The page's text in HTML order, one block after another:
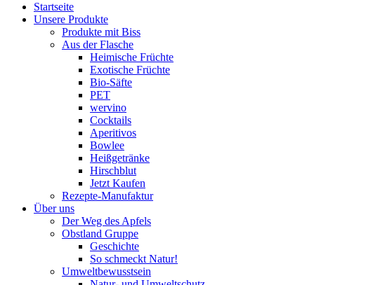
Startseite
Unsere Produkte
Produkte mit Biss
Aus der Flasche
Heimische Früchte
Exotische Früchte
Bio-Säfte
PET
wervino
Cocktails
Aperitivos
Bowlee
Heißgetränke
Hirschblut
Jetzt Kaufen
Rezepte-Manufaktur
Über uns
Der Weg des Apfels
Obstland Gruppe
Geschichte
So schmeckt Natur!
Umweltbewusstsein